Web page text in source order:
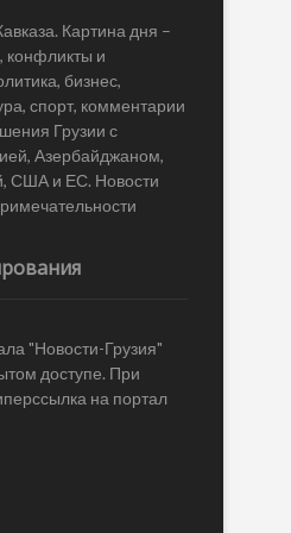
Картина дня –
конфликты и
бизнес,
спорт, комментарии
Грузии с
Азербайджаном,
США и ЕС. Новости
"Новости-Грузия"
доступе. При
на портал